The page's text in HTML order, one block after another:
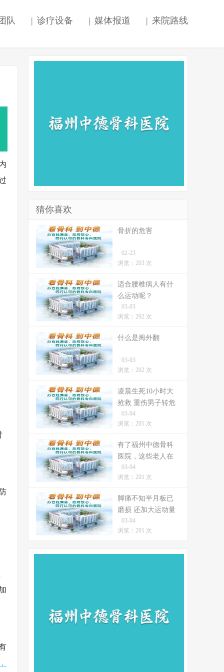
队 | 诊疗设备 | 媒体报道 | 来院路线
猜你喜欢
骨折的危害
02-23
浏览：203 次
适合腰椎病人有什
么运动呢？
03-03
浏览：202 次
什么是拇外翻
03-03
浏览：202 次
凌晨生死10小时大
抢救 重伤男子转危
为安
03-04
浏览：201 次
有了福州中德骨科
医院，这些老人在
今年重阳节站起来
了
03-04
浏览：201 次
脚痛不知半月板已
磨损 还加大运动量
差点致残
03-04
浏览：201 次